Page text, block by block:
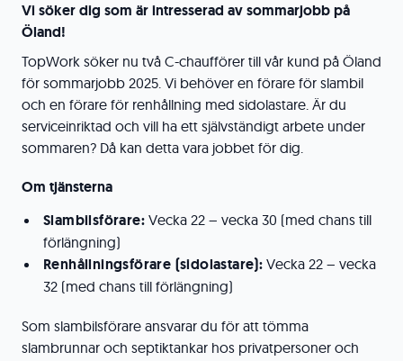
Vi söker dig som är intresserad av sommarjobb på
Öland!
TopWork söker nu två C-chaufförer till vår kund på Öland
för sommarjobb 2025. Vi behöver en förare för slambil
och en förare för renhållning med sidolastare. Är du
serviceinriktad och vill ha ett självständigt arbete under
sommaren? Då kan detta vara jobbet för dig.
Om tjänsterna
Slambilsförare: Vecka 22 – vecka 30 (med chans till
förlängning)
Renhållningsförare (sidolastare): Vecka 22 – vecka
32 (med chans till förlängning)
Som slambilsförare ansvarar du för att tömma
slambrunnar och septiktankar hos privatpersoner och